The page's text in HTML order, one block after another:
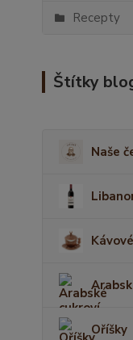
Recepty
Štítky
Naše
Oříšky